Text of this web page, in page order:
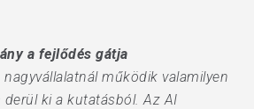
a fejlődés gátja
működik valamilyen
ki a kutatásból. Az AI